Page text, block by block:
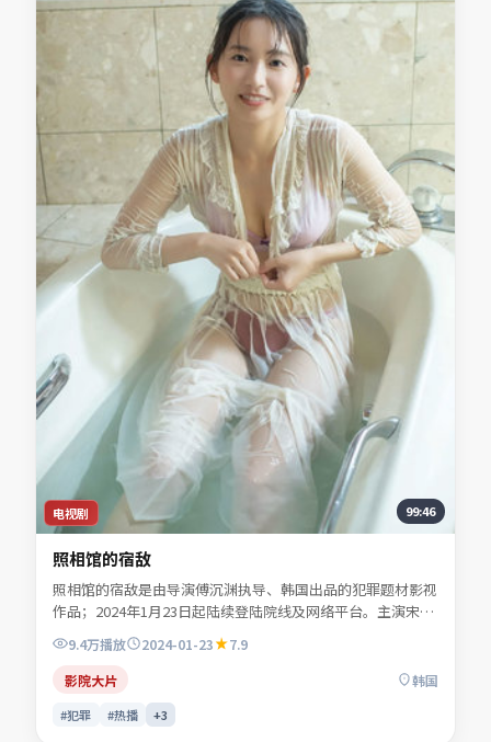
电视剧 99:46
照相馆的宿敌
照相馆的宿敌是由导演傅沉渊执导、韩国出品的犯罪题材影视
作品；2024年1月23日起陆续登陆院线及网络平台。主演宋慕
青、秦牧野、沈昭野、程见微等共同诠释一段充满转折的人物
命运。影像风格克制，留白处反而是情绪最浓烈的部分。适合
检索「犯罪电影」「韩国影片」「2024年上映」等关键词的
9.4万播放 2024-01-23
7.9
影院大片
韩国
#犯罪 #热播 +3